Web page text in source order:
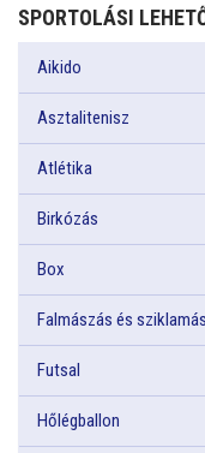
SPORTOLÁSI
Aikido
Asztalitenisz
Atlétika
Birkózás
Box
Falmászás és
Futsal
Hőlégballon